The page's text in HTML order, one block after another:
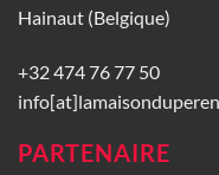
Hainaut (Belgique)
+32 474 76 77 50
PARTENAIRE